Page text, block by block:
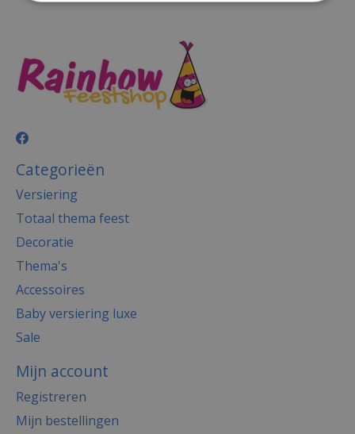
Categorieën
Versiering
Totaal thema feest
Decoratie
Thema's
Accessoires
Baby versiering luxe
Sale
Mijn account
Registreren
Mijn bestellingen